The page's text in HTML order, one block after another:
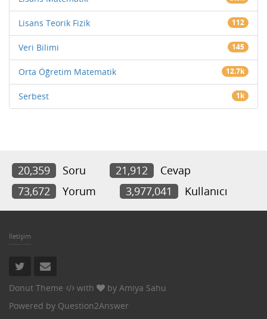
Lisans Teorik Fizik 112
Veri Bilimi 145
Orta Öğretim Matematik 12.7k
Serbest 1k
20,359 Soru 21,912
Cevap
73,672
Yorum 3,977,041 Kullanıcı
İletişim
Donut Theme with by Amiya Sahu
Powered by Question2Answer